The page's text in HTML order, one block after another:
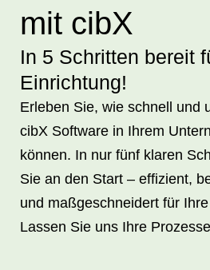
mit cibX
In 5 Schritten bereit
Einrichtung!
Erleben Sie, wie schnell und
cibX Software in Ihrem
können. In nur fünf klaren
Sie an den Start – effizient,
und maßgeschneidert für
Lassen Sie uns Ihre